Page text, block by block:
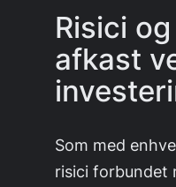
Risici
afkast
Som med
risici forbundet